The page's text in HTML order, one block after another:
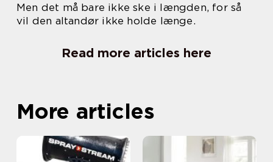
Men det må bare ikke ske i længden, for så
vil den altandør ikke holde længe.
Read more articles here
More articles